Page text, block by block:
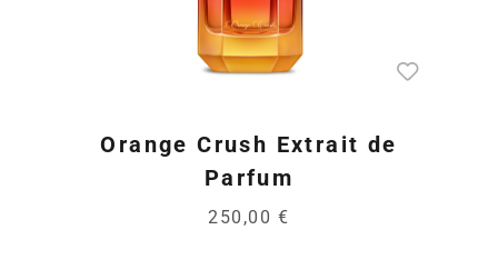
Orange Crush Extrait de
Parfum
250,00 €